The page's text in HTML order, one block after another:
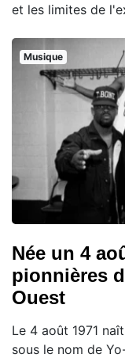
et les limites de
Musique
Née un 4
pionnières
Ouest
Le 4 août 1971
sous le nom de